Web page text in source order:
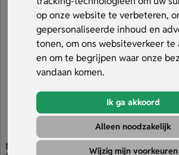
op onze website te verbeteren,
gepersonaliseerde inhoud en
tonen, om ons websiteverkeer te
en om te begrijpen waar onze
vandaan komen.
Ik ga akkoord
Alleen noodzakelijk
Wijzig mijn voorkeuren
geschenken die jouw merk op een
de aandacht brengen. Laat je inspireren,
bedrijf past en maak indruk met hippe
die mensen graag gebruiken. Bekijk ons
bestel snel jouw hippe
Mepal waterfles Ellipse
Custom
Puzzel